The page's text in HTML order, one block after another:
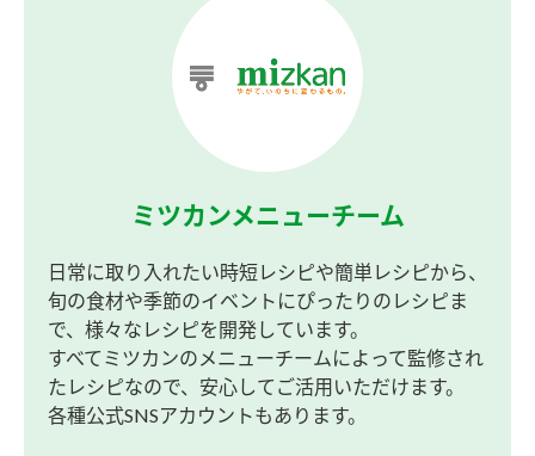
ミツカンメニューチーム
日常に取り入れたい時短レシピや簡単レシピから、
旬の食材や季節のイベントにぴったりのレシピま
で、様々なレシピを開発しています。
すべてミツカンのメニューチームによって監修され
たレシピなので、安心してご活用いただけます。
各種公式SNSアカウントもあります。